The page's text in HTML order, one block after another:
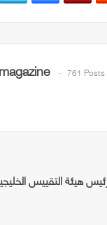
761 Posts
هيئة التقييس